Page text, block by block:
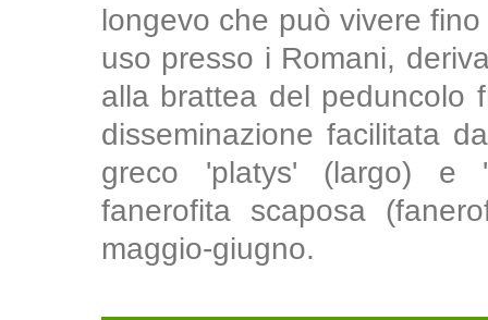
longevo che può vivere
uso presso i Romani,
alla brattea del peduncolo
disseminazione facilitata
greco 'platys' (largo) e
fanerofita scaposa
maggio-giugno.